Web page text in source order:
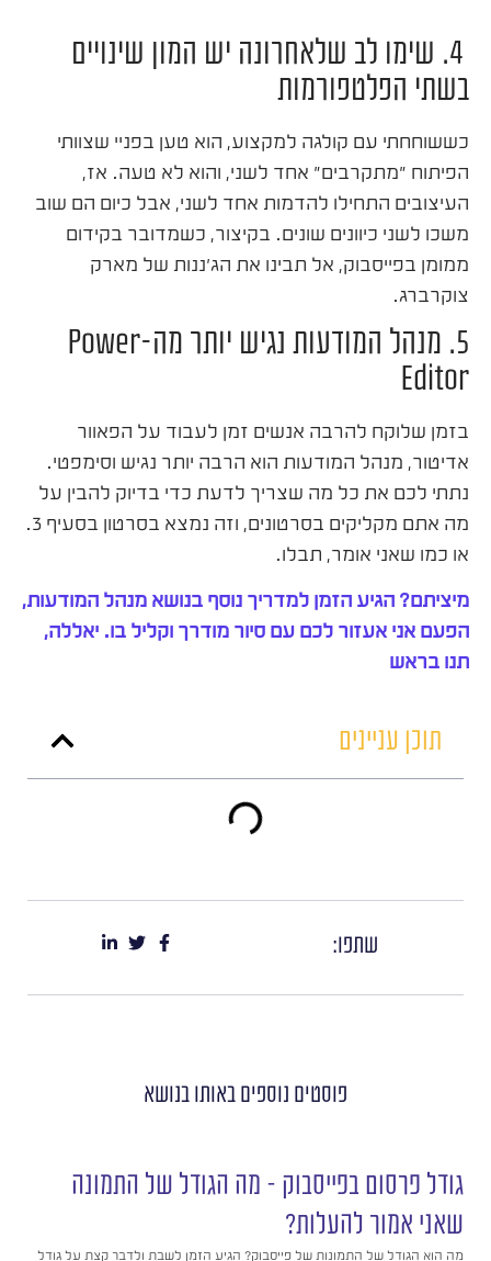
4. שימו לב שלאחרונה יש המון שינויים
בשתי הפלטפורמות
כששוחחתי עם קולגה למקצוע, הוא טען בפניי שצוותי
הפיתוח "מתקרבים" אחד לשני, והוא לא טעה. אז,
העיצובים התחילו להדמות אחד לשני, אבל כיום הם שוב
משכו לשני כיוונים שונים. בקיצור, כשמדובר בקידום
ממומן בפייסבוק, אל תבינו את הג'ננות של מארק
צוקרברג.
5. מנהל המודעות נגיש יותר מה-Power
Editor
בזמן שלוקח להרבה אנשים זמן לעבוד על הפאוור
אדיטור, מנהל המודעות הוא הרבה יותר נגיש וסימפטי.
נתתי לכם את כל מה שצריך לדעת כדי בדיוק להבין על
מה אתם מקליקים בסרטונים, וזה נמצא בסרטון בסעיף 3.
או כמו שאני אומר, תבלו.
מיציתם? הגיע הזמן למדריך נוסף בנושא מנהל המודעות,
הפעם אני אעזור לכם עם סיור מודרך וקליל בו. יאללה,
תנו בראש
תוכן עניינים
שתפו:
פוסטים נוספים באותו בנושא
גודל פרסום בפייסבוק – מה הגודל של התמונה
שאני אמור להעלות?
מה הוא הגודל של התמונות של פייסבוק? הגיע הזמן לשבת ולדבר קצת על גודל